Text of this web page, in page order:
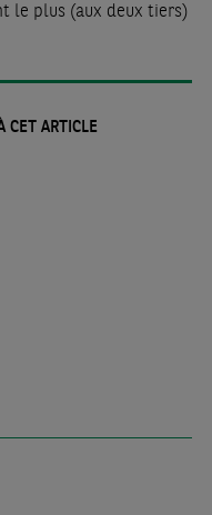
le plus (aux deux tiers)
CET ARTICLE